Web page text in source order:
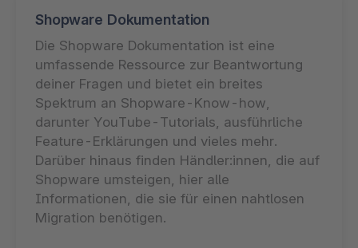
Shopware Dokumentation
Die Shopware Dokumentation ist eine
umfassende Ressource zur Beantwortung
deiner Fragen und bietet ein breites
Spektrum an Shopware-Know-how,
darunter YouTube-Tutorials, ausführliche
Feature-Erklärungen und vieles mehr.
Darüber hinaus finden Händler:innen, die auf
Shopware umsteigen, hier alle
Informationen, die sie für einen nahtlosen
Migration benötigen.